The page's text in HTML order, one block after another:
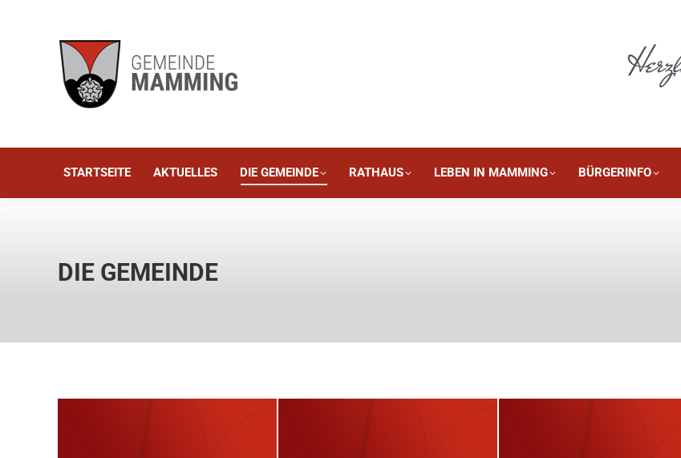
STARTSEITE AKTUELLES DIE GEMEINDE RATHAUS LEBEN IN MAMMING BÜRGERINFO
DIE GEMEINDE